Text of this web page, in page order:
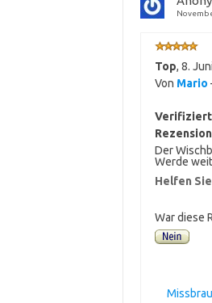
Top, 8.
Von Mario
Der
Werde
Helfen
War diese